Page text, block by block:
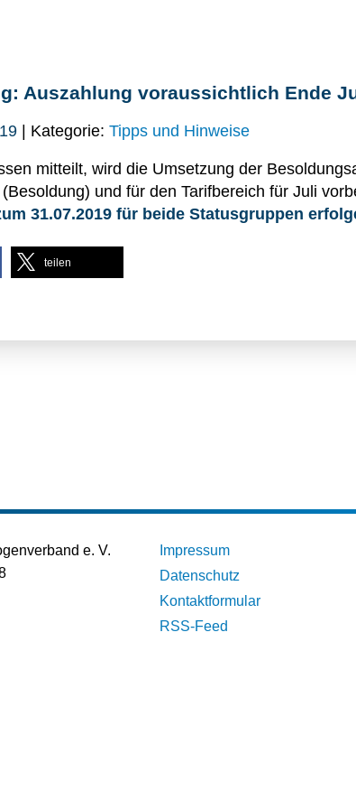
Auszahlung voraussichtlich Ende
| Kategorie: Tipps und Hinweise
mitteilt, wird die Umsetzung der
und für den Tarifbereich für Juli
31.07.2019 für beide Statusgruppen
teilen
e. V.
Impressum
Datenschutz
Kontaktformular
RSS-Feed